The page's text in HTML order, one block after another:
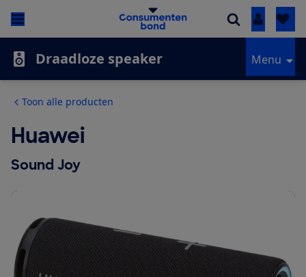
Inloggen
Draadloze speaker Menu
Toon alle producten
Huawei
Sound Joy